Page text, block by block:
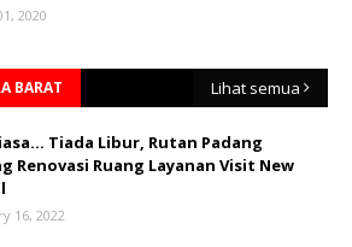
2020
BARAT Lihat semua
Tiada Libur, Rutan Padang
Renovasi Ruang Layanan Visit New
16, 2022